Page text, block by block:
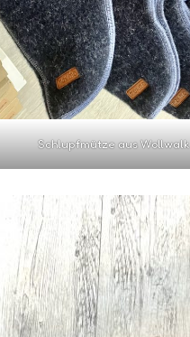
Schlupfmütze aus Wollwalk